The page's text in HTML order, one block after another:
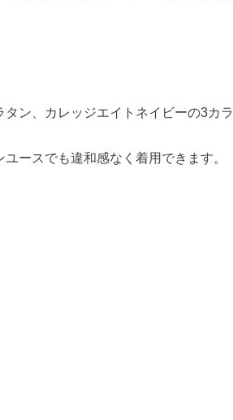
ン、カレッジエイトネイビーの3カラ
ースでも違和感なく着用できます。